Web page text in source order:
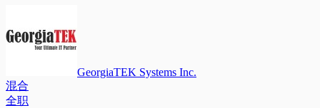
GeorgiaTEK Systems Inc.
混合
全职